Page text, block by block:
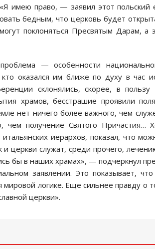
имею право, — заявил этот
бедным, что церковь будет
поклоняться Пресвятым Дарам, а
— особенности
оказался им ближе по духу в час
склонялись, скорее, в пользу
храмов, бесстрашие проявили
нет ничего более важного, чем
получение Святого Причастия…
иерархов, показал, что
и церкви служат, среди прочего,
бы в наших храмах», — подчеркнул
заявлении. Это показывает,
логике. Еще сильнее правду о
церкви».